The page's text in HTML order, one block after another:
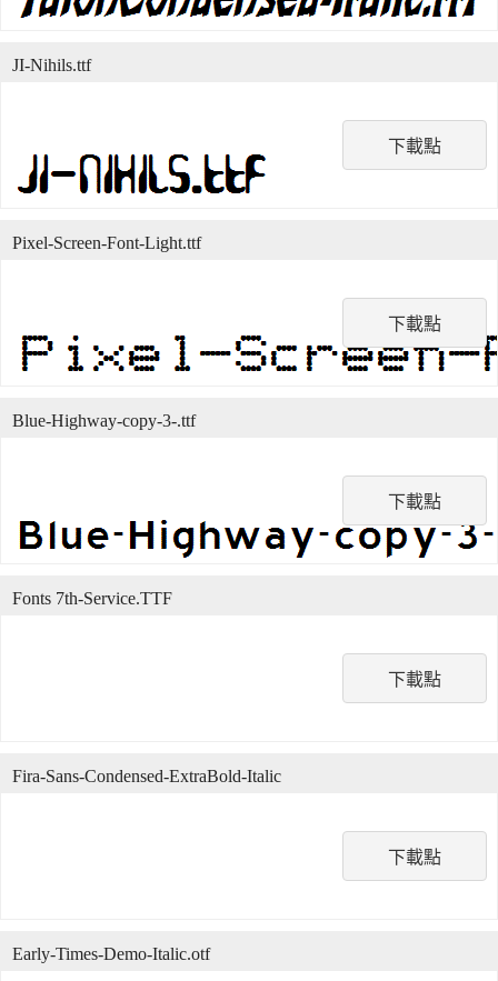
下載點
JI-Nihils.ttf
下載點
Pixel-Screen-Font-Light.ttf
下載點
Blue-Highway-copy-3-.ttf
下載點
Fonts 7th-Service.TTF
下載點
Fira-Sans-Condensed-ExtraBold-Italic
Early-Times-Demo-Italic.otf